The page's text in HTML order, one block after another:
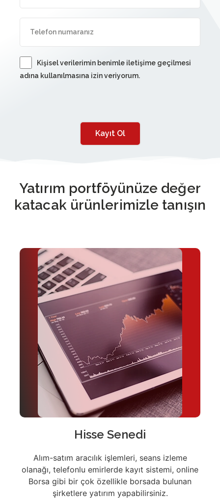
Kişisel verilerimin benimle iletişime geçilmesi
adına kullanılmasına izin veriyorum.
Kayıt Ol
Yatırım portföyünüze değer
katacak ürünlerimizle tanışın
Hisse Senedi
Alım-satım aracılık işlemleri, seans izleme
olanağı, telefonlu emirlerde kayıt sistemi, online
Borsa gibi bir çok özellikle borsada bulunan
şirketlere yatırım yapabilirsiniz.